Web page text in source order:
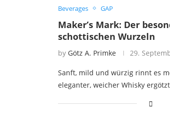
Beverages GAP
Maker’s Mark: Der
schottischen Wurzeln
by Götz A. Primke 29.
Sanft, mild und würzig rinnt es
eleganter, weicher Whisky